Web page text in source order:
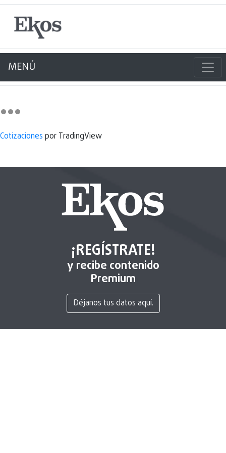
MENÚ
Cotizaciones por TradingView
¡REGÍSTRATE!
y recibe contenido
Premium
Déjanos tus datos aquí.